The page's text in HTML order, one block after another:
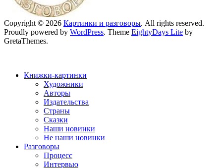
Copyright © 2026 Картинки и разговоры. All rights reserved.
Proudly powered by WordPress. Theme EightyDays Lite by
GretaThemes.
Книжки-картинки
Художники
Авторы
Издательства
Страны
Сказки
Наши новинки
Не наши новинки
Разговоры
Процесс
Интервью